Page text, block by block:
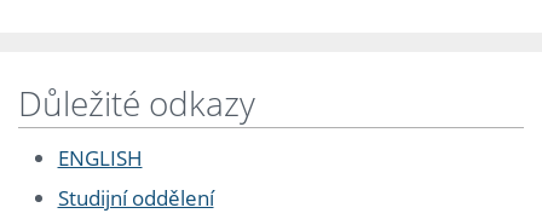
Důležité odkazy
ENGLISH
Studijní oddělení